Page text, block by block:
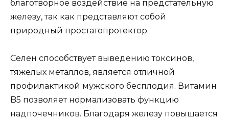
благотворное воздействие на предстательную
железу, так как представляют собой
природный простатопротектор.
Селен способствует выведению токсинов,
тяжелых металлов, является отличной
профилактикой мужского бесплодия. Витамин
B5 позволяет нормализовать функцию
надпочечников. Благодаря железу повышается